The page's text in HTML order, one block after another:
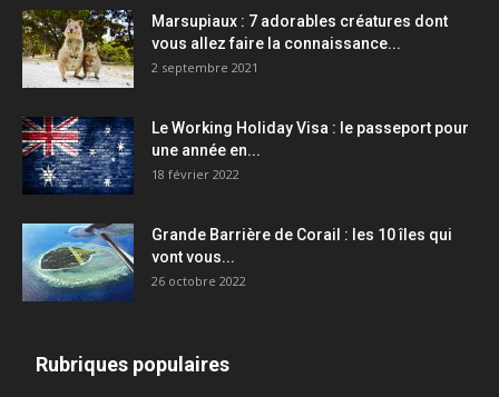
Marsupiaux : 7 adorables créatures dont
vous allez faire la connaissance...
2 septembre 2021
Le Working Holiday Visa : le passeport pour
une année en...
18 février 2022
Grande Barrière de Corail : les 10 îles qui
vont vous...
26 octobre 2022
Rubriques populaires